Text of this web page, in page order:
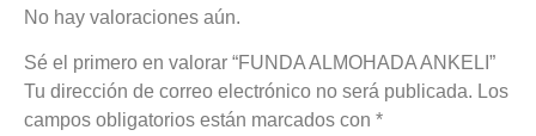
No hay valoraciones aún.
Sé el primero en valorar “FUNDA ALMOHADA ANKELI”
Tu dirección de correo electrónico no será publicada. Los
campos obligatorios están marcados con *